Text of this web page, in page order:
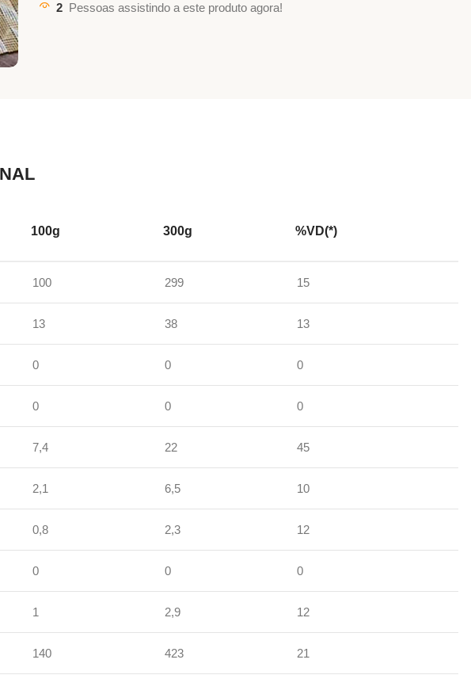
2 Pessoas assistindo a este produto agora!
100g 300g %VD(*)
100 299 15
13 38 13
0 0 0
0 0 0
7,4 22 45
2,1 6,5 10
0,8 2,3 12
0 0 0
1 2,9 12
140 423 21